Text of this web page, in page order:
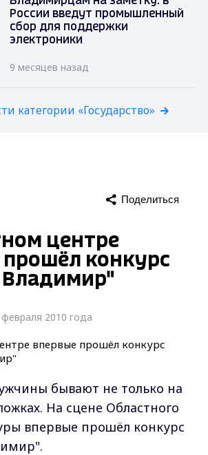
России введут промышленный
сбор для поддержки
электроники
9 месяцев назад
категории «Государство»
Поделиться
центре
прошёл конкурс
2010 года
бывают не только на
На сцене Областного
впервые прошёл конкурс